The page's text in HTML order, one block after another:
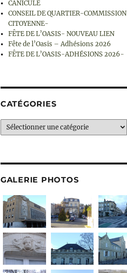
CANICULE
CONSEIL DE QUARTIER-COMMISSION
CITOYENNE-
FÊTE DE L’OASIS- NOUVEAU LIEN
Fête de l’Oasis – Adhésions 2026
FÊTE DE L’OASIS-ADHÉSIONS 2026-
CATÉGORIES
Catégories
GALERIE PHOTOS